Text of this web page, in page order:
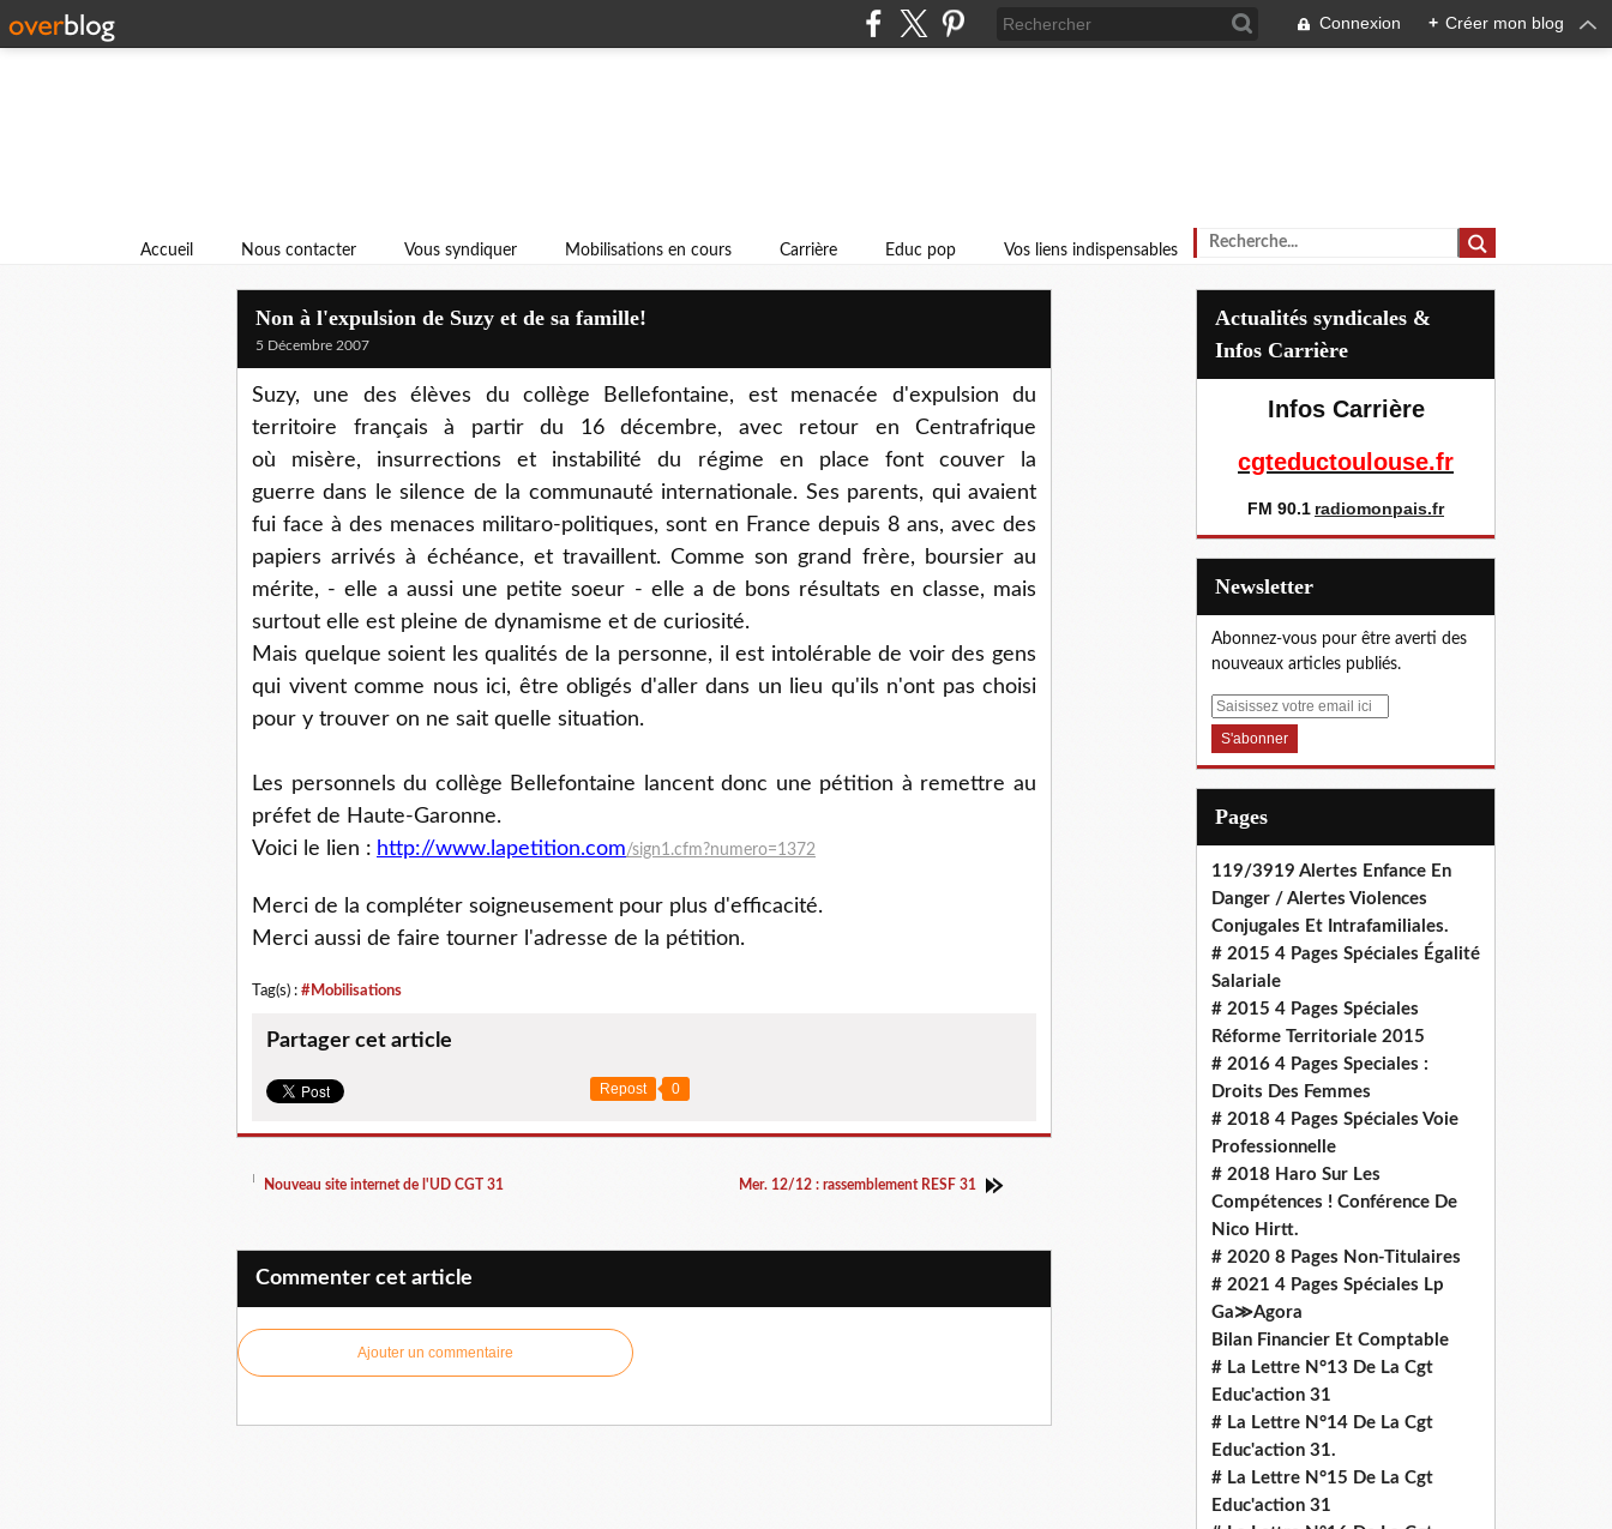
Connexion + Créer mon blog
Accueil Nous contacter Vous syndiquer Mobilisations en cours Carrière Educ pop Vos liens indispensables
Non à l'expulsion de Suzy et de sa famille!
5 Décembre 2007
Suzy, une des élèves du collège Bellefontaine, est menacée d'expulsion du
territoire français à partir du 16 décembre, avec retour en Centrafrique
où misère, insurrections et instabilité du régime en place font couver la
guerre dans le silence de la communauté internationale. Ses parents, qui avaient
fui face à des menaces militaro-politiques, sont en France depuis 8 ans, avec des
papiers arrivés à échéance, et travaillent. Comme son grand frère, boursier au
mérite, - elle a aussi une petite soeur - elle a de bons résultats en classe, mais
surtout elle est pleine de dynamisme et de curiosité.
Mais quelque soient les qualités de la personne, il est intolérable de voir des gens
qui vivent comme nous ici, être obligés d'aller dans un lieu qu'ils n'ont pas choisi
pour y trouver on ne sait quelle situation.
Les personnels du collège Bellefontaine lancent donc une pétition à remettre au
préfet de Haute-Garonne.
Voici le lien : http://www.lapetition.com/sign1.cfm?numero=1372
Merci de la compléter soigneusement pour plus d'efficacité.
Merci aussi de faire tourner l'adresse de la pétition.
Tag(s) : #Mobilisations
Partager cet article
Repost 0
Nouveau site internet de l'UD CGT 31 Mer. 12/12 : rassemblement RESF 31
Commenter cet article
Ajouter un commentaire
Actualités syndicales &
Infos Carrière
Infos Carrière
cgteductoulouse.fr
FM 90.1 radiomonpais.fr
Newsletter
Abonnez-vous pour être averti des
nouveaux articles publiés.
E
a
Pages
119/3919 Alertes Enfance En
Danger / Alertes Violences
Conjugales Et Intrafamiliales.
# 2015 4 Pages Spéciales Égalité
Salariale
# 2015 4 Pages Spéciales
Réforme Territoriale 2015
# 2016 4 Pages Speciales :
Droits Des Femmes
# 2018 4 Pages Spéciales Voie
Professionnelle
# 2018 Haro Sur Les
Compétences ! Conférence De
Nico Hirtt.
# 2020 8 Pages Non-Titulaires
# 2021 4 Pages Spéciales Lp
Ga≫Agora
Bilan Financier Et Comptable
# La Lettre N°13 De La Cgt
Educ'action 31
# La Lettre N°14 De La Cgt
Educ'action 31.
# La Lettre N°15 De La Cgt
Educ'action 31